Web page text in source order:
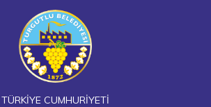
TÜRKİYE CUMHURİYETİ